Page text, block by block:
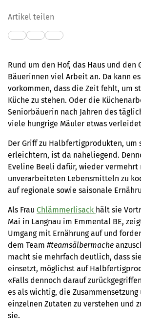
Artikel teilen
Rund um den Hof, das Haus und den
Bäuerinnen viel Arbeit an. Da kann
vorkommen, dass die Zeit fehlt, um
Küche zu stehen. Oder die
Seniorbäuerin nach Jahren des
viele hungrige Mäuler etwas
Der Griff zu Halbfertigprodukten, um
erleichtern, ist da naheliegend.
Eveline Beeli dafür, wieder vermehrt
unverarbeiteten Lebensmitteln zu
auf regionale sowie saisonale
Als Frau Chlämmerlisack hält sie
Mai in Langnau im Emmental BE,
Umgang mit Ernährung auf und
dem Team #teamsälbermache
macht sie mehrfach deutlich, dass
einsetzt, möglichst auf
«Falls dennoch darauf
es als wichtig, die
einzelnen Zutaten zu verstehen und
sie.